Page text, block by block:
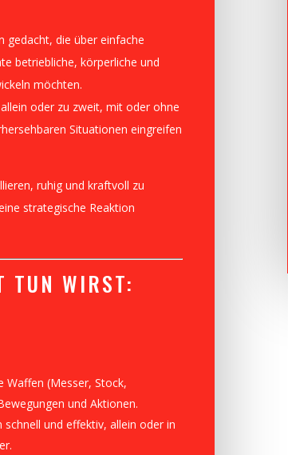
gedacht, die über einfache
betriebliche, körperliche und
möchten.
oder zu zweit, mit oder ohne
Situationen eingreifen
ruhig und kraftvoll zu
strategische Reaktion
TUN WIRST:
Waffen (Messer, Stock,
und Aktionen.
und effektiv, allein oder in